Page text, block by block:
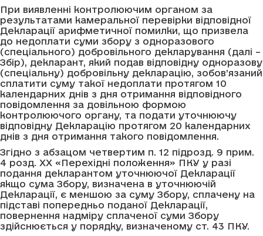
При виявленні контролюючим органом за
результатами камеральної перевірки відповідної
Декларації арифметичної помилки, що призвела
до недоплати суми збору з одноразового
(спеціального) добровільного декларування (далі –
Збір), декларант, який подав відповідну одноразову
(спеціальну) добровільну декларацію, зобов’язаний
сплатити суму такої недоплати протягом 10
календарних днів з дня отримання відповідного
повідомлення за довільною формою
контролюючого органу, та подати уточнюючу
відповідну Декларацію протягом 20 календарних
днів з дня отримання такого повідомлення.
Згідно з абзацом четвертим п. 12 підрозд. 9 прим.
4 розд. XX «Перехідні положення» ПКУ у разі
подання декларантом уточнюючої Декларації
якщо сума Збору, визначена в уточнюючій
Декларації, є меншою за суму Збору, сплачену на
підставі попередньо поданої Декларації,
повернення надміру сплаченої суми Збору
здійснюється у порядку, визначеному ст. 43 ПКУ.